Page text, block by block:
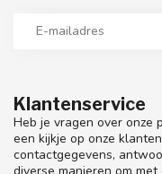
Klantenservice
Heb je vragen over onze
een kijkje op onze
contactgegevens,
diverse manieren om